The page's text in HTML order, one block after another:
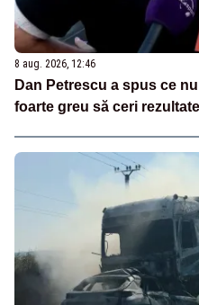
8 aug. 2026, 12:46
Dan Petrescu a spus ce
foarte greu să ceri